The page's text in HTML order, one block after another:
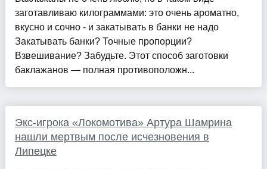
заготавливаю килограммами: это очень ароматно,
вкусно и сочно - и закатывать в банки не надо
Закатывать банки? Точные пропорции?
Взвешивание? Забудьте. Этот способ заготовки
баклажанов — полная противоположн...
Экс-игрока «Локомотива» Артура Шамрина
нашли мертвым после исчезновения в
Липецке